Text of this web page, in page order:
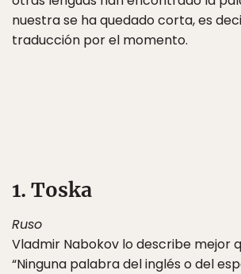
nuestra se ha quedado corta, es
traducción por el momento.
1. Toska
Ruso
Vladmir Nabokov lo describe mejor
“Ninguna palabra del inglés o del